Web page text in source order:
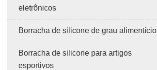
eletrônicos
Borracha de silicone de grau alimentício
Borracha de silicone para artigos
esportivos